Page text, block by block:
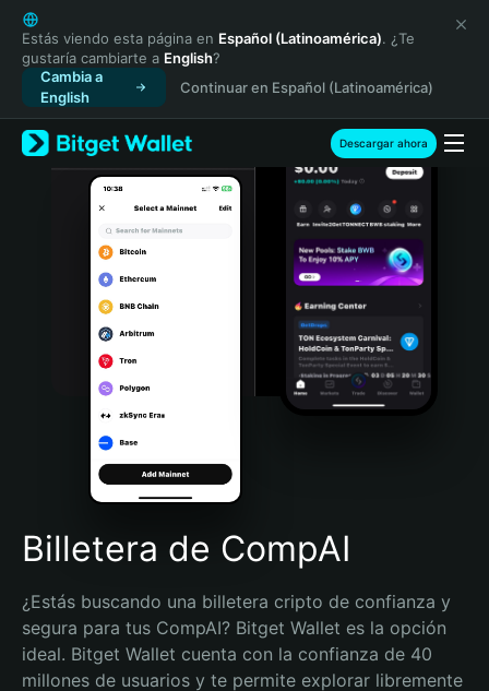
English
日本語
Tiếng Việt
Русский
Español (Latinoamérica)
Türkçe
Italiano
Português (Portugal)
Bahasa Indonesia
Português (Brasil)
Español (Argentina)
Estás viendo esta página en Español (Latinoamérica). ¿Te
gustaría cambiarte a English?
Cambia a
English
Continuar en Español (Latinoamérica)
Descargar ahora
Billetera de CompAI
¿Estás buscando una billetera cripto de confianza y
segura para tus CompAI? Bitget Wallet es la opción
ideal. Bitget Wallet cuenta con la confianza de 40
millones de usuarios y te permite explorar libremente